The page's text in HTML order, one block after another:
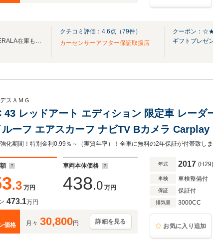
無料電話は24時間ご案内！！全国のLIBERALA在庫も見たい方は一括照会が可能です！
クチコミ評価： 4.6点（79件）
カーセンサーアフター保証取扱店
クーポン：
ギフトプレ
スＡＭＧ
43 レッドアート エディション 限定車 レーダ
ルーフ エアスカーフ ナビTV Bカメラ Carplay
ヘッドレスト AMGスポーツサスペンション
エアロ&18インチAW 2年保証
.3 万円
車両本体価格
438.0 万円
473.1万円
価格
月々 30,800円 詳細を見る
年式 2017 (H29)
車検 車検整備付
保証 保証付
排気量 3000CC
お気に入り追加